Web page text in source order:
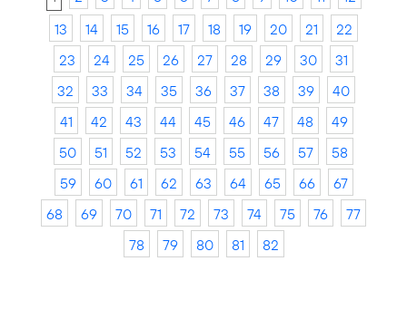
13
14 15 16 17 18 19 20 21
22
23
24 25 26 27 28 29 30
31
32
33 34 35 36 37 38 39
40
41
42 43 44 45 46 47 48
49
50
51 52 53 54 55 56 57
58
59
60 61 62 63 64 65 66
67
68
69 70 71 72 73 74 75 76
77
78
79 80 81 82